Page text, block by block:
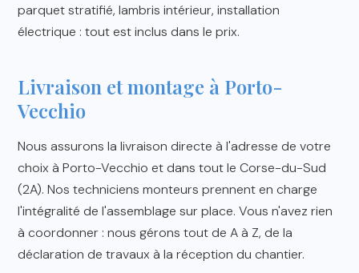
parquet stratifié, lambris intérieur, installation
électrique : tout est inclus dans le prix.
Livraison et montage à Porto-
Vecchio
Nous assurons la livraison directe à l'adresse de votre
choix à Porto-Vecchio et dans tout le Corse-du-Sud
(2A). Nos techniciens monteurs prennent en charge
l'intégralité de l'assemblage sur place. Vous n'avez rien
à coordonner : nous gérons tout de A à Z, de la
déclaration de travaux à la réception du chantier.